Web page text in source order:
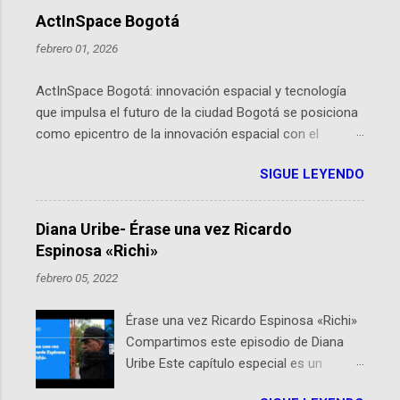
ActInSpace Bogotá
febrero 01, 2026
ActInSpace Bogotá: innovación espacial y tecnología
que impulsa el futuro de la ciudad Bogotá se posiciona
como epicentro de la innovación espacial con el
hackathon global que convierte tecnologías de la
Agencia Espacial Europea en soluciones prácticas para
la vida cotidiana. Este evento, organizado por el
Planetario de Bogotá del Idartes y la Universidad de los
Andes, reúne a expertos como el presidente de Airbus
Colombia y líderes del sector aeroespacial para inspirar
por qué importa en Bogotá ActInSpace es una
competencia mundial que opera en más de 60
ciudades, donde participantes tienen 24 horas para
idear startups basadas en tecnologías espaciales
SIGUE LEYENDO
Diana Uribe- Érase una vez Ricardo
Espinosa «Richi»
febrero 05, 2022
Érase una vez Ricardo Espinosa «Richi»
Compartimos este episodio de Diana
Uribe Este capítulo especial es un